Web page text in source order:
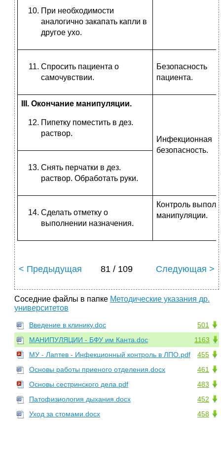
При необходимости
аналогично закапать капли в
другое ухо.
Спросить пациента о
самочувствии.
Безопасность
пациента.
. Окончание манипуляции.
Пипетку поместить в дез.
раствор.
Инфекционная
безопасность.
Снять перчатки в дез.
раствор. Обработать руки.
Сделать отметку о
выполнении назначения.
Контроль
манипуляции.
< Предыдущая 81 / 109 Следующая >
Соседние файлы в папке Методические указания др.
университетов
501
Введение в клинику.doc
1163
МАНИПУЛЯЦИИ - БФУ им Канта.doc
455
МУ - Лаптев - Инфекционный контроль в ЛПО.pdf
461
Основы работы приеного отделения.docx
483
Основы сестринского дела.pdf
452
Патофизиология дыхания.docx
458
Уход за стомами.docx